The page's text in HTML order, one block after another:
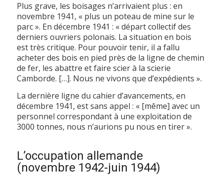
Plus grave, les boisages n’arrivaient plus : en
novembre 1941, « plus un poteau de mine sur le
parc ». En décembre 1941 : « départ collectif des
derniers ouvriers polonais. La situation en bois
est très critique. Pour pouvoir tenir, il a fallu
acheter des bois en pied près de la ligne de chemin
de fer, les abattre et faire scier à la scierie
Camborde. […]. Nous ne vivons que d’expédients ».
La dernière ligne du cahier d’avancements, en
décembre 1941, est sans appel : « [même] avec un
personnel correspondant à une exploitation de
3000 tonnes, nous n’aurions pu nous en tirer ».
L’occupation allemande
(novembre 1942-juin 1944)